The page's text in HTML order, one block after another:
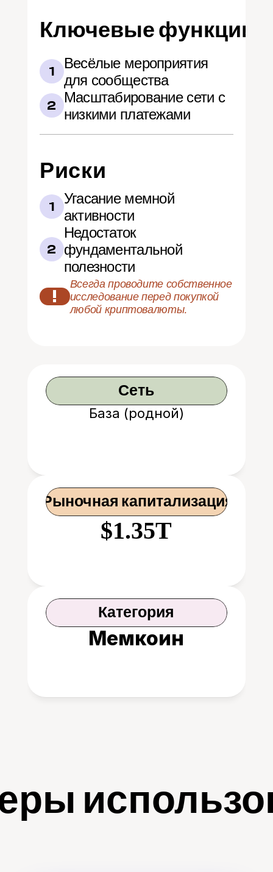
Ключевые функции
1
Весёлые мероприятия
для сообщества
2
Масштабирование сети с
низкими платежами
Риски
1
Угасание мемной
активности
2
Недостаток
фундаментальной
полезности
!
Всегда проводите собственное
исследование перед покупкой
любой криптовалюты.
Сеть
База (родной)
Рыночная капитализация
$1.35T
Категория
Мемкоин